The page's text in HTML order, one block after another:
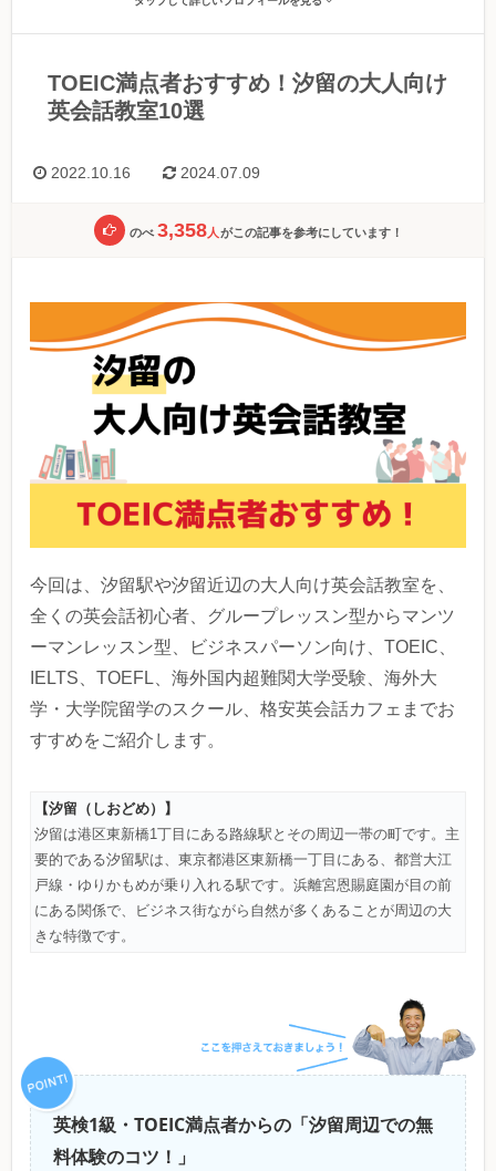
TOEIC満点者おすすめ！汐留の大人向け
英会話教室10選
2022.10.16 2024.07.09
のべ 3,358人 がこの記事を参考にしています！
今回は、汐留駅や汐留近辺の大人向け英会話教室を、
全くの英会話初心者、グループレッスン型からマンツ
ーマンレッスン型、ビジネスパーソン向け、TOEIC、
IELTS、TOEFL、海外国内超難関大学受験、海外大
学・大学院留学のスクール、格安英会話カフェまでお
すすめをご紹介します。
【汐留（しおどめ）】
汐留は港区東新橋1丁目にある路線駅とその周辺一帯の町です。主
要的である汐留駅は、東京都港区東新橋一丁目にある、都営大江
戸線・ゆりかもめが乗り入れる駅です。浜離宮恩賜庭園が目の前
にある関係で、ビジネス街ながら自然が多くあることが周辺の大
きな特徴です。
英検1級・TOEIC満点者からの「汐留周辺での無
料体験のコツ！」